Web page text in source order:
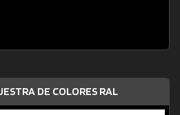
DE COLORES RAL